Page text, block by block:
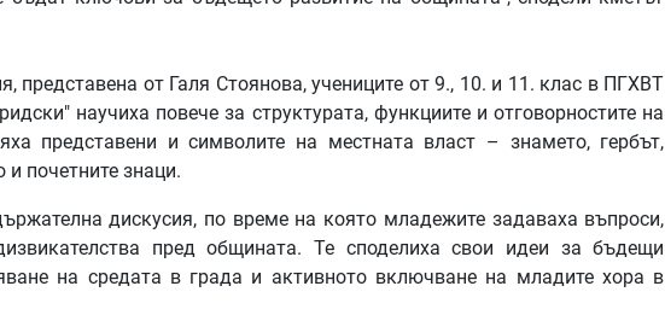
представена от Галя Стоянова, учениците от 9., 10. и 11. клас в ПГХВТ
научиха повече за структурата, функциите и отговорностите на
представени и символите на местната власт – знамето, гербът,
и почетните знаци.
дискусия, по време на която младежите задаваха въпроси,
пред общината. Те споделиха свои идеи за бъдещи
на средата в града и активното включване на младите хора в